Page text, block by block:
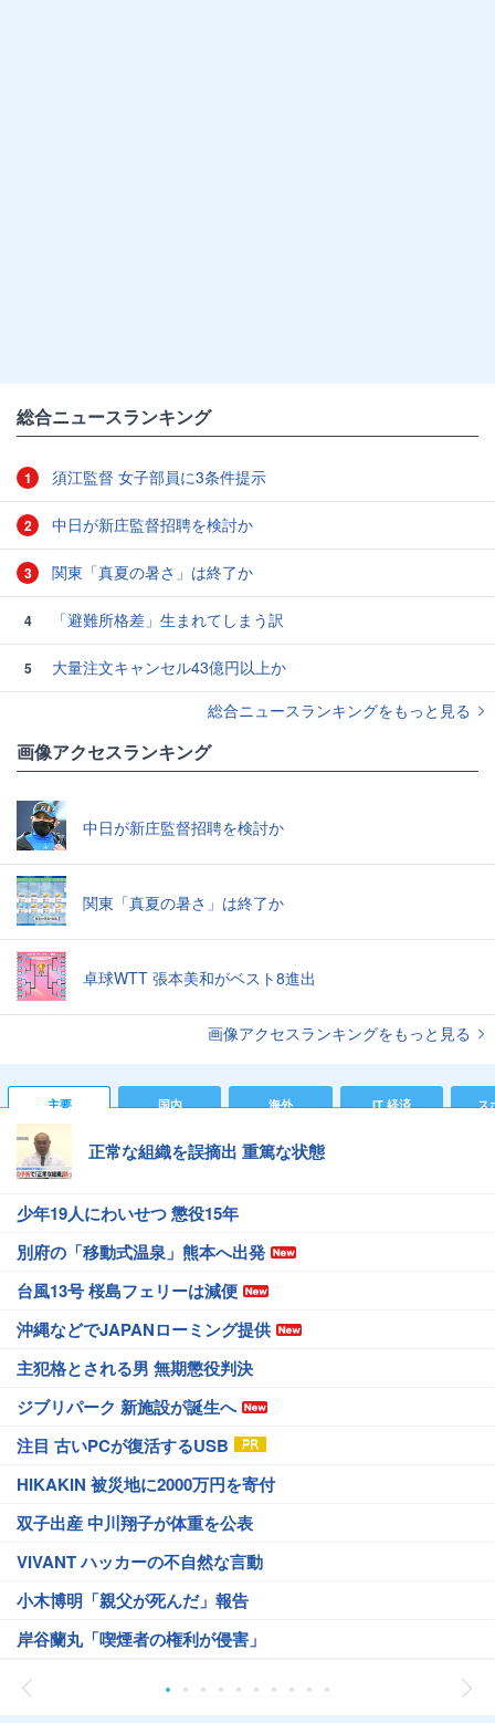
総合ニュースランキング
1 須江監督 女子部員に3条件提示
2 中日が新庄監督招聘を検討か
3 関東「真夏の暑さ」は終了か
4 「避難所格差」生まれてしまう訳
5
大量注文キャンセル43億円以上か
総合ニュースランキングをもっと見る
画像アクセスランキング
中日が新庄監督招聘を検討か
関東「真夏の暑さ」は終了か
卓球WTT 張本美和がベスト8進出
画像アクセスランキングをもっと見る
主要 国内 海外 IT 経済 ス
正常な組織を誤摘出 重篤な状態
少年19人にわいせつ 懲役15年
別府の「移動式温泉」熊本へ出発
台風13号 桜島フェリーは減便
沖縄などでJAPANローミング提供
主犯格とされる男 無期懲役判決
ジブリパーク 新施設が誕生へ
注目 古いPCが復活するUSB
HIKAKIN 被災地に2000万円を寄付
双子出産 中川翔子が体重を公表
VIVANT ハッカーの不自然な言動
小木博明「親父が死んだ」報告
岸谷蘭丸「喫煙者の権利が侵害」